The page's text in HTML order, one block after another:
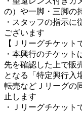
の）や一脚・三脚の
・スタッフの指示
ございます
【Ｊリーグチケット
・本興行のチケッ
先を確認した上で販
となる「特定興行入
転売などＪリーグの
止します
・Ｊリーグチケッ